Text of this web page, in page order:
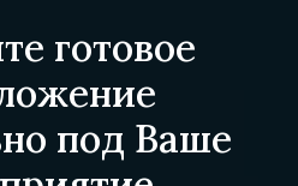
готовое
под Ваше